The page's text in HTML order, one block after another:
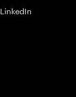
LinkedIn